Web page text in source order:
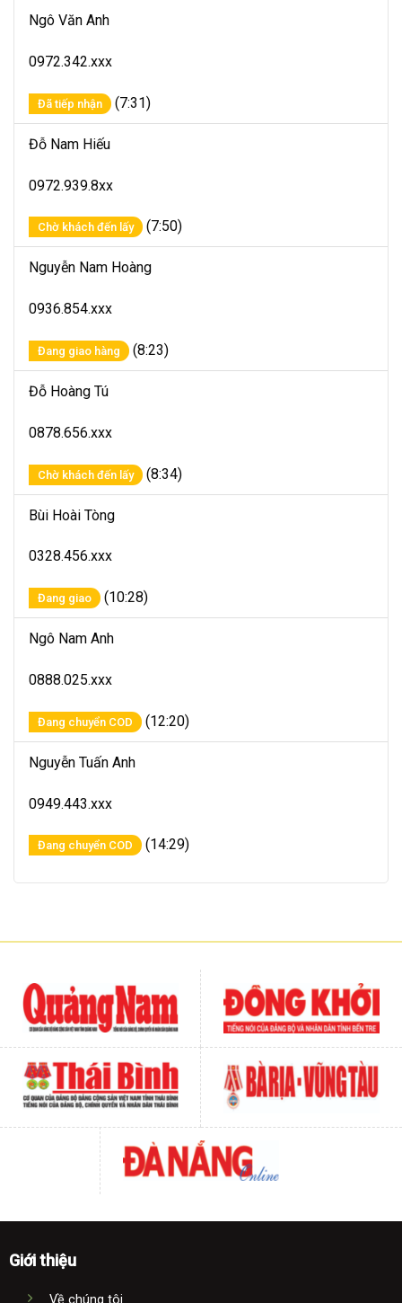
Ngô Văn Anh
0972.342.xxx
Đã tiếp nhận (7:31)
Đỗ Nam Hiếu
0972.939.8xx
Chờ khách đến lấy (7:50)
Nguyễn Nam Hoàng
0936.854.xxx
Đang giao hàng (8:23)
Đỗ Hoàng Tú
0878.656.xxx
Chờ khách đến lấy (8:34)
Bùi Hoài Tòng
0328.456.xxx
Đang giao (10:28)
Ngô Nam Anh
0888.025.xxx
Đang chuyển COD (12:20)
Nguyễn Tuấn Anh
0949.443.xxx
Đang chuyển COD (14:29)
Giới thiệu